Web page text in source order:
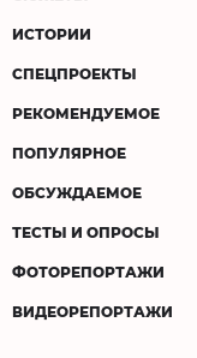
ИСТОРИИ
СПЕЦПРОЕКТЫ
РЕКОМЕНДУЕМОЕ
ПОПУЛЯРНОЕ
ОБСУЖДАЕМОЕ
ТЕСТЫ И ОПРОСЫ
ФОТОРЕПОРТАЖИ
ВИДЕОРЕПОРТАЖИ